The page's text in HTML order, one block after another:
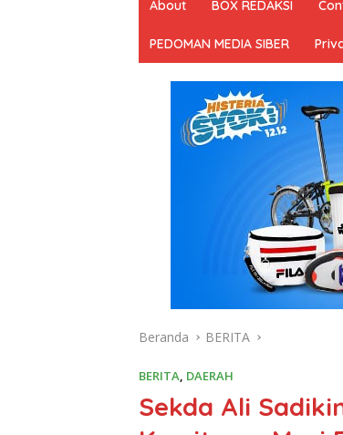
About BOX REDAKSI
PEDOMAN MEDIA SIBER
Beranda BERITA
BERITA, DAERAH
Sekda Ali